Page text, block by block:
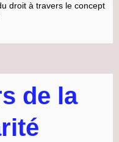
droit à travers le concept
de la